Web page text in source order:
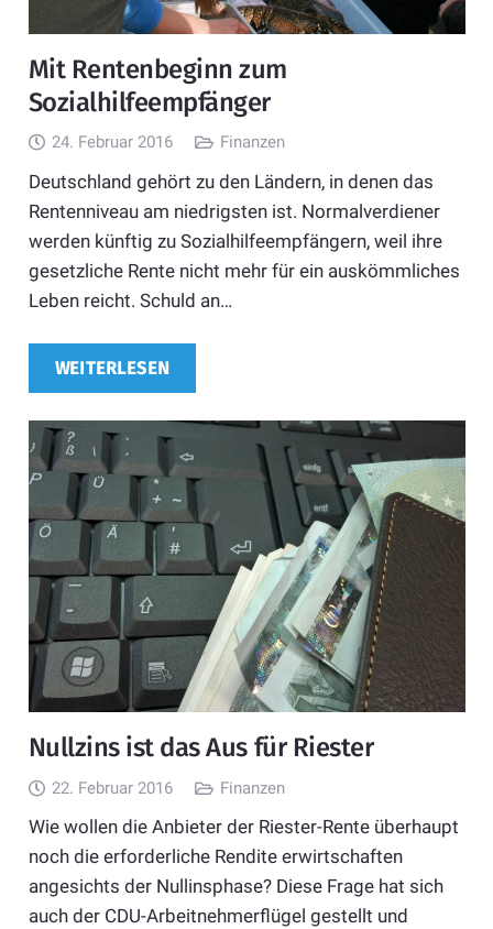
Mit Rentenbeginn zum
Sozialhilfeempfänger
24. Februar 2016 Finanzen
Deutschland gehört zu den Ländern, in denen das
Rentenniveau am niedrigsten ist. Normalverdiener
werden künftig zu Sozialhilfeempfängern, weil ihre
gesetzliche Rente nicht mehr für ein auskömmliches
Leben reicht. Schuld an…
WEITERLESEN
Nullzins ist das Aus für Riester
22. Februar 2016 Finanzen
Wie wollen die Anbieter der Riester-Rente überhaupt
noch die erforderliche Rendite erwirtschaften
angesichts der Nullinsphase? Diese Frage hat sich
auch der CDU-Arbeitnehmerflügel gestellt und